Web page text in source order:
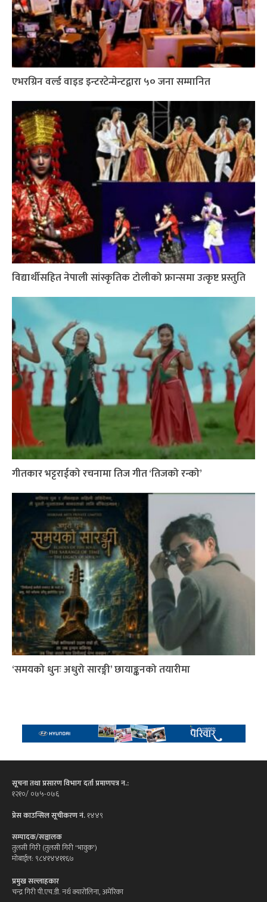
एभरग्रिन वर्ल्ड वाइड इन्टरटेन्मेन्टद्वारा ५० जना सम्मानित
विद्यार्थीसहित नेपाली सांस्कृतिक टोलीको फ्रान्समा उत्कृष्ट प्रस्तुति
गीतकार भट्टराईको रचनामा तिज गीत ‘तिजको रन्को’
‘समयको धुनः अधुरो सारङ्गी’ छायाङ्कनको तयारीमा
सूचना तथा प्रसारण विभाग दर्ता प्रमाणपत्र न.:
१२१०/ ०७५-०७६
प्रेस काउन्सिल सूचीकरण नं.१४४९
सम्पादक/सञ्चालक
तुलसी गिरी (तुलसी गिरी 'भावुक')
मोबाईल: ९८४१४४११६७
प्रमुख सल्लाहकार
चन्द्र गिरी पी.एच.डी. नर्थ क्यारोलिना, अमेरिका